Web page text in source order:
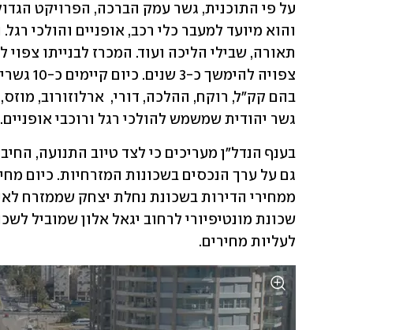
גשר יהודית שמשמש להולכי רגל ורוכבי אופניים.
לעליות מחירים.